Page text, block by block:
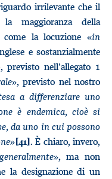
irrilevante che il
maggioranza della
come la locuzione «in
e sostanzialmente
previsto nell’allegato 1
», previsto nel nostro
a differenziare uno
è endemica, cioè si
da uno in cui possono
»[41]. È chiaro, invero,
», ma non
la designazione di un